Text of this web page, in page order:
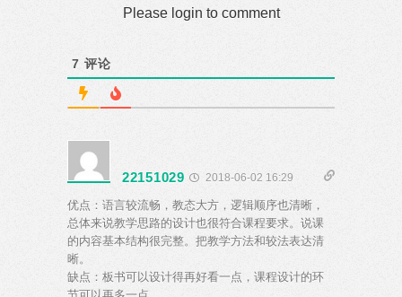
Please login to comment
7 评论
22151029 2018-06-02 16:29
优点：语言较流畅，教态大方，逻辑顺序也清晰，
总体来说教学思路的设计也很符合课程要求。说课
的内容基本结构很完整。把教学方法和较法表达清
晰。
缺点：板书可以设计得再好看一点，课程设计的环